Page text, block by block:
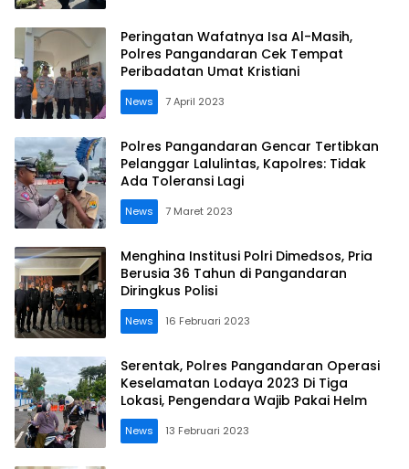
Peringatan Wafatnya Isa Al-Masih,
Polres Pangandaran Cek Tempat
Peribadatan Umat Kristiani
News 7 April 2023
Polres Pangandaran Gencar Tertibkan
Pelanggar Lalulintas, Kapolres: Tidak
Ada Toleransi Lagi
News 7 Maret 2023
Menghina Institusi Polri Dimedsos, Pria
Berusia 36 Tahun di Pangandaran
Diringkus Polisi
News 16 Februari 2023
Serentak, Polres Pangandaran Operasi
Keselamatan Lodaya 2023 Di Tiga
Lokasi, Pengendara Wajib Pakai Helm
News 13 Februari 2023